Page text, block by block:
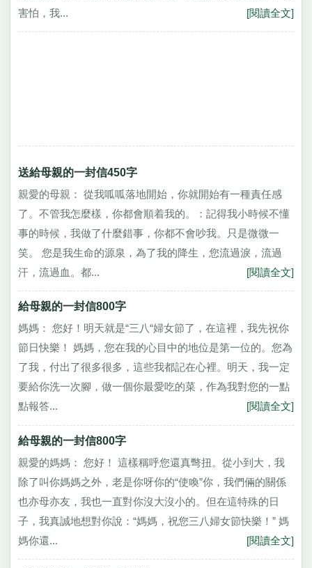
害怕，我...
[閱讀全文]
送給母親的一封信450字
親愛的母親： 從我呱呱落地開始，你就開始有一種責任感
了。不管我怎麼樣，你都會順着我的。：記得我小時候不懂
事的時候，我做了什麼錯事，你都不會吵我。只是微微一
笑。 您是我生命的源泉，為了我的降生，您流過淚，流過
汗，流過血。都...
[閱讀全文]
給母親的一封信800字
媽媽： 您好！明天就是“三八“婦女節了，在這裡，我先祝你
節日快樂！ 媽媽，您在我的心目中的地位是第一位的。您為
了我，付出了很多很多，這些我都記在心裡。明天，我一定
要給你洗一次腳，做一個你最愛吃的菜，作為我對您的一點
點報答...
[閱讀全文]
給母親的一封信800字
親愛的媽媽： 您好！ 這樣稱呼您還真彆扭。從小到大，我
除了叫你媽媽之外，老是你呀你的“使喚”你，我們倆的關係
也亦母亦友，我也一直對你沒大沒小的。但在這特殊的日
子，我真誠地想對你說：“媽媽，祝您三八婦女節快樂！” 媽
媽你還...
[閱讀全文]